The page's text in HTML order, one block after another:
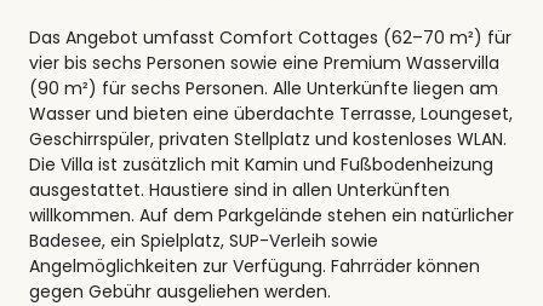
Das Angebot umfasst Comfort Cottages (62–70 m²) für
vier bis sechs Personen sowie eine Premium Wasservilla
(90 m²) für sechs Personen. Alle Unterkünfte liegen am
Wasser und bieten eine überdachte Terrasse, Loungeset,
Geschirrspüler, privaten Stellplatz und kostenloses WLAN.
Die Villa ist zusätzlich mit Kamin und Fußbodenheizung
ausgestattet. Haustiere sind in allen Unterkünften
willkommen. Auf dem Parkgelände stehen ein natürlicher
Badesee, ein Spielplatz, SUP-Verleih sowie
Angelmöglichkeiten zur Verfügung. Fahrräder können
gegen Gebühr ausgeliehen werden.